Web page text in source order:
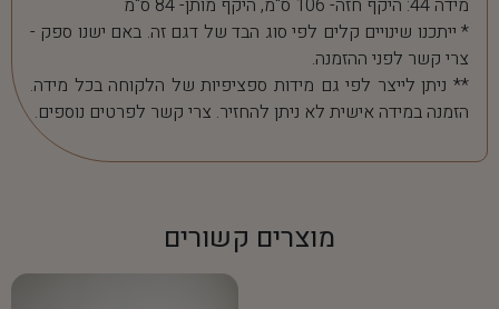
מידה 44: היקף חזה- 106 ס"מ, היקף מותן- 84 ס"מ
* ייתכנו שינויים קלים לפי סוג הבד של דגם זה. באם ישנו ספק -
צרי קשר לפני ההזמנה.
** ניתן לייצר לפי גם מידות ספציפיות של הלקוחה בכל מידה.
הזמנה במידה אישית לא ניתן להחזיר. צרי קשר לפרטים נוספים.
מוצרים קשורים